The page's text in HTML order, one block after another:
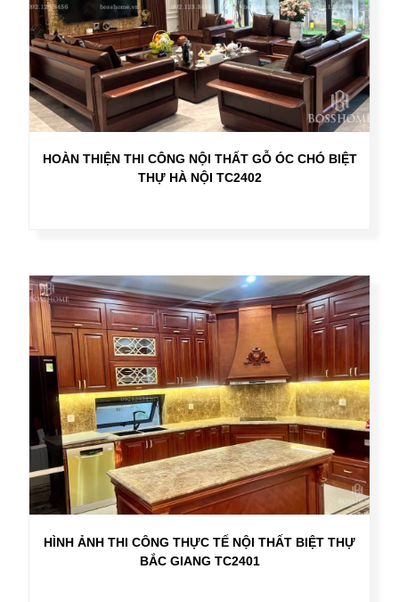
HOÀN THIỆN THI CÔNG NỘI THẤT GỖ ÓC CHÓ BIỆT
THỰ HÀ NỘI TC2402
HÌNH ẢNH THI CÔNG THỰC TẾ NỘI THẤT BIỆT THỰ
BẮC GIANG TC2401